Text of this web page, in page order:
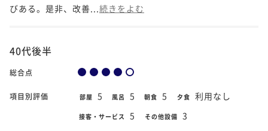
びある。是非、改善... 続きをよむ
40代後半
総合点
項目別評価 部屋 5 風呂 5 朝食 5 夕食 利用なし
接客・サービス 5 その他設備 3